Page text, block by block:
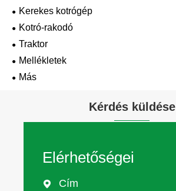
Kerekes kotrógép
Kotró-rakodó
Traktor
Mellékletek
Más
Kérdés küldése
Elérhetőségei
 Cím